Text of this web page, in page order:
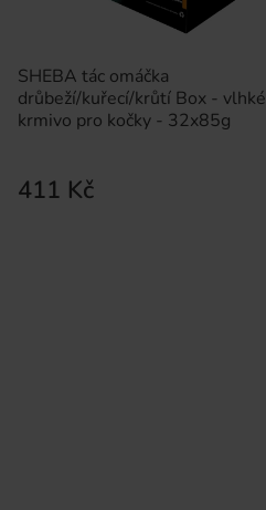
SHEBA tác omáčka
drůbeží/kuřecí/krůtí Box - vlhké
krmivo pro kočky - 32x85g
411 Kč